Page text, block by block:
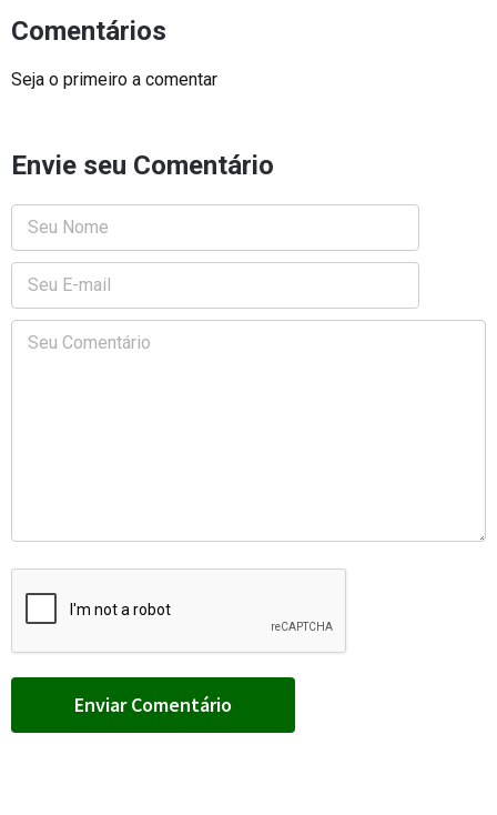
Comentários
Seja o primeiro a comentar
Envie seu Comentário